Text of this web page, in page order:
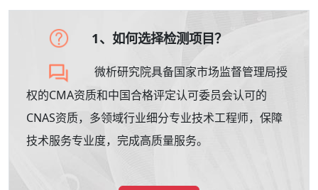
1、如何选择检测项目？
微析研究院具备国家市场监督管理局授
权的CMA资质和中国合格评定认可委员会认可的
CNAS资质，多领域行业细分专业技术工程师，保障
技术服务专业度，完成高质量服务。